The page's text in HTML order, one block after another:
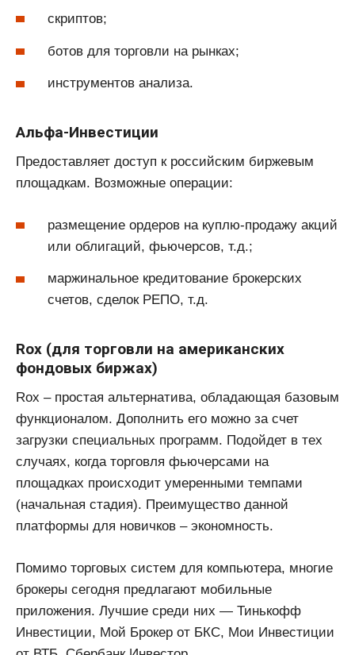
скриптов;
ботов для торговли на рынках;
инструментов анализа.
Альфа-Инвестиции
Предоставляет доступ к российским биржевым
площадкам. Возможные операции:
размещение ордеров на куплю-продажу акций
или облигаций, фьючерсов, т.д.;
маржинальное кредитование брокерских
счетов, сделок РЕПО, т.д.
Rox (для торговли на американских
фондовых биржах)
Rox – простая альтернатива, обладающая базовым
функционалом. Дополнить его можно за счет
загрузки специальных программ. Подойдет в тех
случаях, когда торговля фьючерсами на
площадках происходит умеренными темпами
(начальная стадия). Преимущество данной
платформы для новичков – экономность.
Помимо торговых систем для компьютера, многие
брокеры сегодня предлагают мобильные
приложения. Лучшие среди них — Тинькофф
Инвестиции, Мой Брокер от БКС, Мои Инвестиции